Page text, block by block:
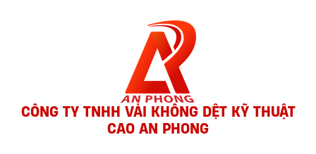
CÔNG TY TNHH VẢI KHÔNG DỆT KỸ THUẬT
CAO AN PHONG